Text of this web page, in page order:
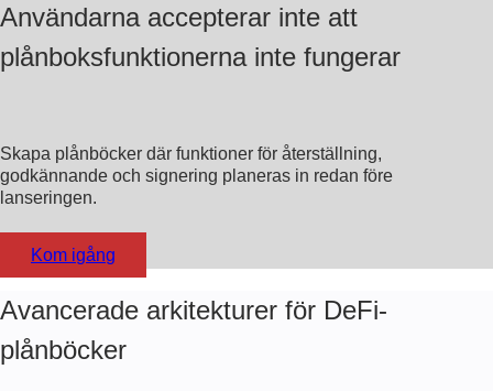
Användarna accepterar inte att
plånboksfunktionerna inte fungerar
Skapa plånböcker där funktioner för återställning,
godkännande och signering planeras in redan före
lanseringen.
Kom igång
Avancerade arkitekturer för DeFi-
plånböcker